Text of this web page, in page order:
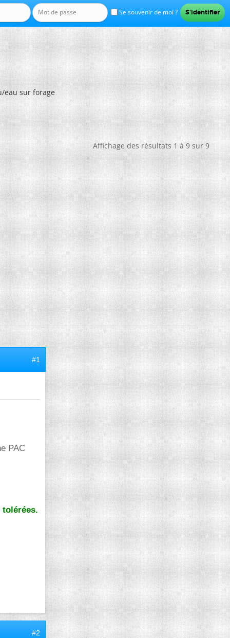
Se souvenir de moi ?
eau sur forage
Affichage des résultats 1 à 9 sur 9
#1
PAC
#2